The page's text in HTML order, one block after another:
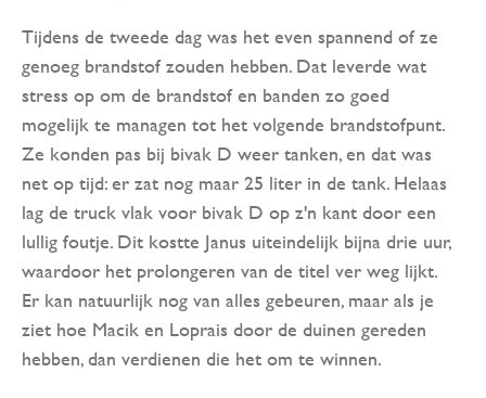
Tijdens de tweede dag was het even spannend of ze
genoeg brandstof zouden hebben. Dat leverde wat
stress op om de brandstof en banden zo goed
mogelijk te managen tot het volgende brandstofpunt.
Ze konden pas bij bivak D weer tanken, en dat was
net op tijd: er zat nog maar 25 liter in de tank. Helaas
lag de truck vlak voor bivak D op z'n kant door een
lullig foutje. Dit kostte Janus uiteindelijk bijna drie uur,
waardoor het prolongeren van de titel ver weg lijkt.
Er kan natuurlijk nog van alles gebeuren, maar als je
ziet hoe Macik en Loprais door de duinen gereden
hebben, dan verdienen die het om te winnen.